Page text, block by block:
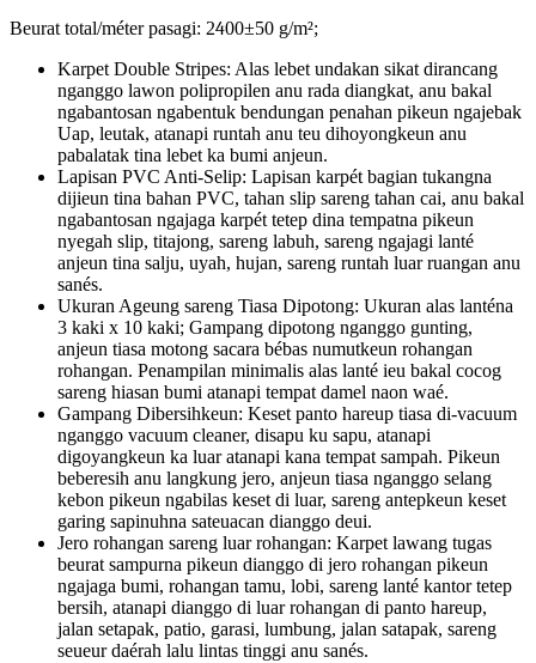
Beurat total/méter pasagi: 2400±50 g/m²;
Karpet Double Stripes: Alas lebet undakan sikat dirancang
nganggo lawon polipropilen anu rada diangkat, anu bakal
ngabantosan ngabentuk bendungan penahan pikeun ngajebak
Uap, leutak, atanapi runtah anu teu dihoyongkeun anu
pabalatak tina lebet ka bumi anjeun.
Lapisan PVC Anti-Selip: Lapisan karpét bagian tukangna
dijieun tina bahan PVC, tahan slip sareng tahan cai, anu bakal
ngabantosan ngajaga karpét tetep dina tempatna pikeun
nyegah slip, titajong, sareng labuh, sareng ngajagi lanté
anjeun tina salju, uyah, hujan, sareng runtah luar ruangan anu
sanés.
Ukuran Ageung sareng Tiasa Dipotong: Ukuran alas lanténa
3 kaki x 10 kaki; Gampang dipotong nganggo gunting,
anjeun tiasa motong sacara bébas numutkeun rohangan
rohangan. Penampilan minimalis alas lanté ieu bakal cocog
sareng hiasan bumi atanapi tempat damel naon waé.
Gampang Dibersihkeun: Keset panto hareup tiasa di-vacuum
nganggo vacuum cleaner, disapu ku sapu, atanapi
digoyangkeun ka luar atanapi kana tempat sampah. Pikeun
beberesih anu langkung jero, anjeun tiasa nganggo selang
kebon pikeun ngabilas keset di luar, sareng antepkeun keset
garing sapinuhna sateuacan dianggo deui.
Jero rohangan sareng luar rohangan: Karpet lawang tugas
beurat sampurna pikeun dianggo di jero rohangan pikeun
ngajaga bumi, rohangan tamu, lobi, sareng lanté kantor tetep
bersih, atanapi dianggo di luar rohangan di panto hareup,
jalan setapak, patio, garasi, lumbung, jalan satapak, sareng
seueur daérah lalu lintas tinggi anu sanés.